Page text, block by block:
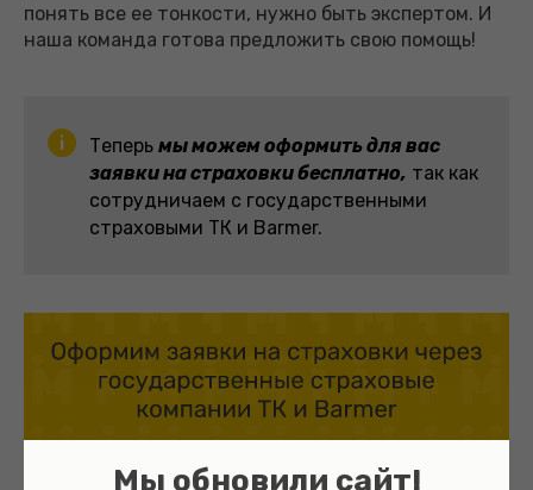
понять все ее тонкости, нужно быть экспертом. И
наша команда готова предложить свою помощь!
Теперь мы можем оформить для вас
заявки на страховки бесплатно, так как
сотрудничаем с государственными
страховыми ТК и Barmer.
Мы обновили сайт!